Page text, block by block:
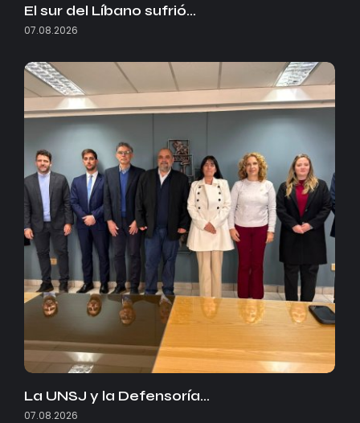
El sur del Líbano sufrió…
07.08.2026
La UNSJ y la Defensoría…
07.08.2026